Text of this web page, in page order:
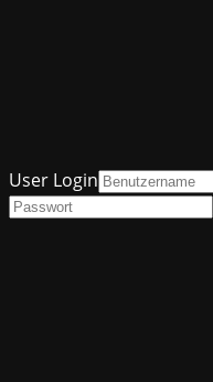
User Login